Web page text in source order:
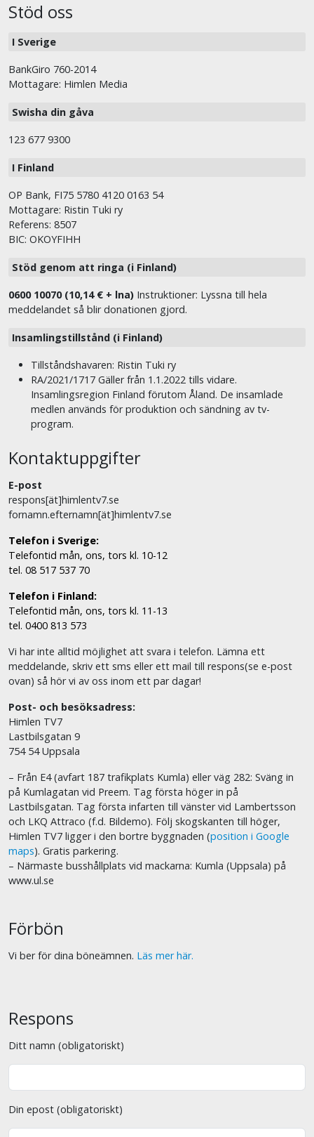
Stöd oss
I Sverige
BankGiro 760-2014
Mottagare: Himlen Media
Swisha din gåva
123 677 9300
I Finland
OP Bank, FI75 5780 4120 0163 54
Mottagare: Ristin Tuki ry
Referens: 8507
BIC: OKOYFIHH
Stöd genom att ringa (i Finland)
0600 10070 (10,14 € + lna) Instruktioner: Lyssna till hela
meddelandet så blir donationen gjord.
Insamlingstillstånd (i Finland)
Tillståndshavaren: Ristin Tuki ry
RA/2021/1717 Gäller från 1.1.2022 tills vidare.
Insamlingsregion Finland förutom Åland. De insamlade
medlen används för produktion och sändning av tv-
program.
Kontaktuppgifter
E-post
respons[ät]himlentv7.se
fornamn.efternamn[ät]himlentv7.se
Telefon i Sverige:
Telefontid mån, ons, tors kl. 10-12
tel. 08 517 537 70
Telefon i Finland:
Telefontid mån, ons, tors kl. 11-13
tel. 0400 813 573
Vi har inte alltid möjlighet att svara i telefon. Lämna ett
meddelande, skriv ett sms eller ett mail till respons(se e-post
ovan) så hör vi av oss inom ett par dagar!
Post- och besöksadress:
Himlen TV7
Lastbilsgatan 9
754 54 Uppsala
– Från E4 (avfart 187 trafikplats Kumla) eller väg 282: Sväng in
på Kumlagatan vid Preem. Tag första höger in på
Lastbilsgatan. Tag första infarten till vänster vid Lambertsson
och LKQ Attraco (f.d. Bildemo). Följ skogskanten till höger,
Himlen TV7 ligger i den bortre byggnaden (position i Google
maps). Gratis parkering.
– Närmaste busshållplats vid mackarna: Kumla (Uppsala) på
www.ul.se
Förbön
Vi ber för dina böneämnen. Läs mer här.
Respons
Ditt namn (obligatoriskt)
Din epost (obligatoriskt)